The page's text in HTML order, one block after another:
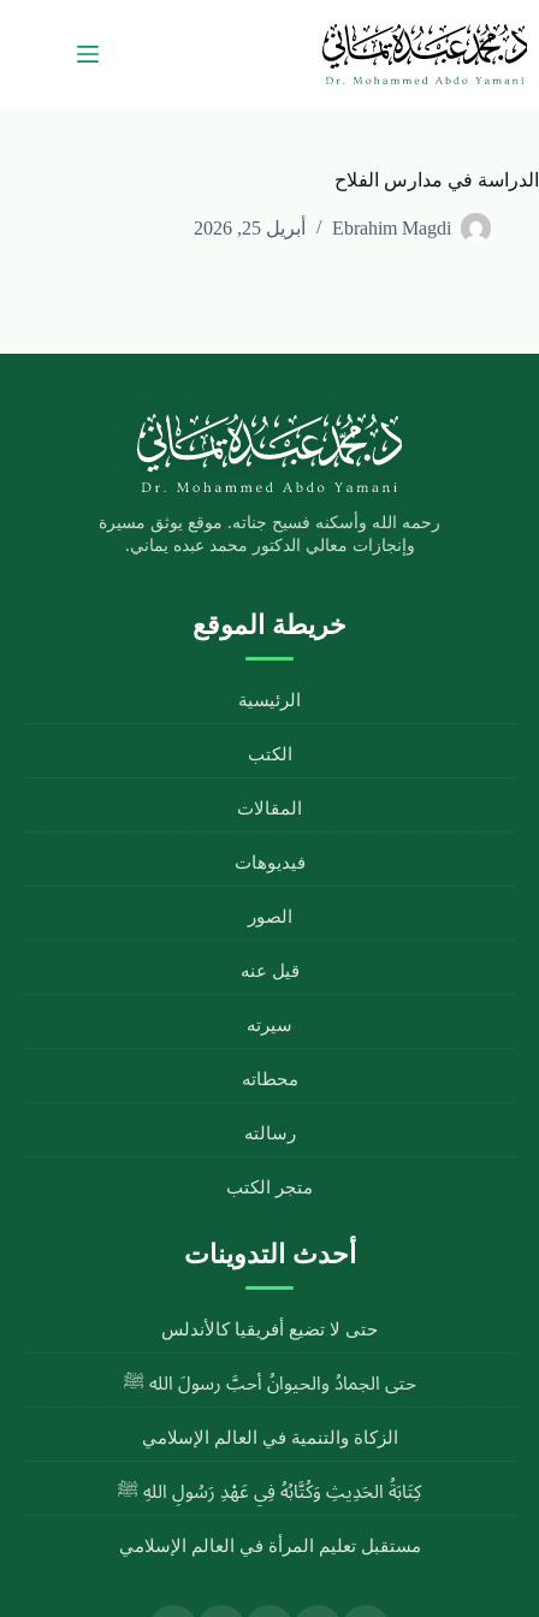
الدراسة في مدارس الفلاح
Ebrahim Magdi أبريل 25, 2026
رحمه الله وأسكنه فسيح جناته. موقع يوثق مسيرة
وإنجازات معالي الدكتور محمد عبده يماني.
خريطة الموقع
الرئيسية
الكتب
المقالات
فيديوهات
الصور
قيل عنه
سيرته
محطاته
رسالته
متجر الكتب
أحدث التدوينات
حتى لا تضيع أفريقيا كالأندلس
حتى الجمادُ والحيوانُ أحبَّ رسولَ الله ﷺ
الزكاة والتنمية في العالم الإسلامي
كِتَابَةُ الحَدِيثِ وَكُتَّابُهُ فِي عَهْدِ رَسُولِ اللهِ ﷺ
مستقبل تعليم المرأة في العالم الإسلامي